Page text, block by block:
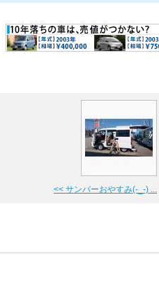
<< サンバーおやすみ(-_-) ...